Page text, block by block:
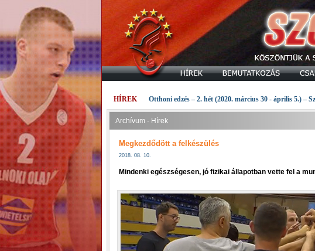
HÍREK Otthoni edzés – 2. hét (2020. március 30 - április 5.) –
Archívum - Hírek
Megkezdődött a felkészülés
2018. 08. 10.
Mindenki egészségesen, jó fizikai állapotban vette fel a